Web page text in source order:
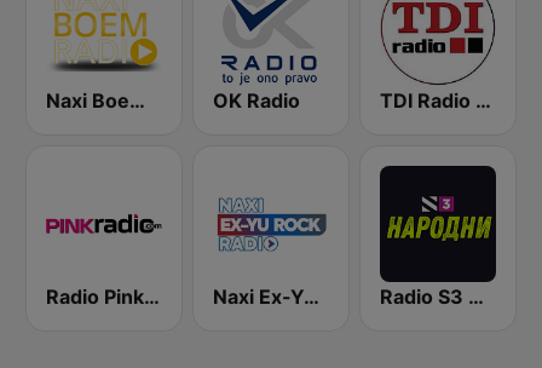
Naxi Boem Radio OK Radio TDI Radio 91.8 FM
Radio Pink 91.3 FM Naxi Ex-Yu Rock Radio Radio S3 Narodni